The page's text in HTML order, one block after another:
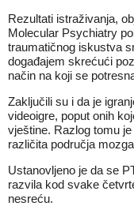
Rezultati istraživanja,
Molecular Psychiatry
traumatičnog iskustva
događajem skrećući
način na koji se
Zaključili su i da je
videoigre, poput onih
vještine. Razlog tomu
različita područja
Ustanovljeno je da se
razvila kod svake
nesreću.